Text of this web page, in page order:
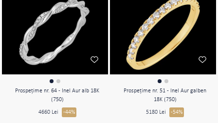
Prospeţime nr. 64 - Inel Aur alb 18K
(750)
4660 Lei -44%
Prospeţime nr. 51 - Inel Aur galben
18K (750)
5180 Lei -54%